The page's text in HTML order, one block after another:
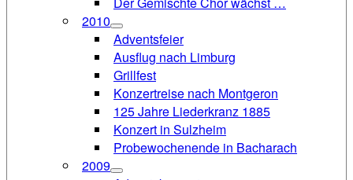
2010
Adventsfeier
Ausflug nach Limburg
Grillfest
Konzertreise nach Montgeron
125 Jahre Liederkranz 1885
Konzert in Sulzheim
Probewochenende in Bacharach
2009